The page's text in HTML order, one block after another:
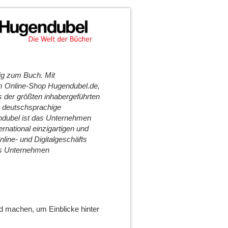
zum Buch. Mit
Online-Shop Hugendubel.de,
größten inhabergeführten
ist das Unternehmen
einzigartigen und
und Digitalgeschäfts
Unternehmen
machen, um Einblicke hinter